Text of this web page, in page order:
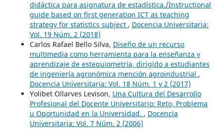
didáctica para asignatura de estadística./Instructional
guide based on first generation ICT as teaching
strategy for statistics subject , Docencia Universitaria:
Vol. 19 Núm. 2 (2018)
Carlos Rafael Bello Silva, Diseño de un recurso
multimedia como herramienta para la enseñanza y
aprendizaje de estequiometría, dirigido a estudiantes
de ingeniería agronómica mención agroindustrial ,
Docencia Universitaria: Vol. 18 Núm. 1 y 2 (2017)
Yolibet Ollarves Levison, Una Cultura del Desarrollo
Profesional del Docente Universitario: Reto, Problema
u Oportunidad en la Universidad. , Docencia
Universitaria: Vol. 7 Núm. 2 (2006)